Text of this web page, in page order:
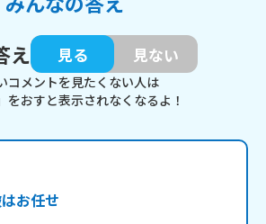
え
見る 見ない
コメントを見たくない人は
をおすと表示されなくなるよ！
お任せ